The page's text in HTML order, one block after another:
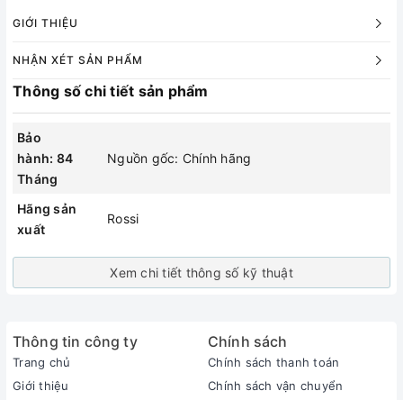
GIỚI THIỆU
NHẬN XÉT SẢN PHẨM
Thông số chi tiết sản phẩm
Bảo
hành: 84
Tháng
Nguồn gốc: Chính hãng
Hãng sản
xuất
Rossi
Xem chi tiết thông số kỹ thuật
Thông tin công ty
Trang chủ
Giới thiệu
Chính sách
Chính sách thanh toán
Chính sách vận chuyển